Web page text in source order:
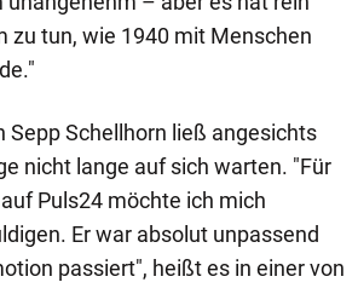
zu tun, wie 1940 mit Menschen
Sepp Schellhorn ließ angesichts
nicht lange auf sich warten. "Für
Puls24 möchte ich mich
Er war absolut unpassend
passiert", heißt es in einer von